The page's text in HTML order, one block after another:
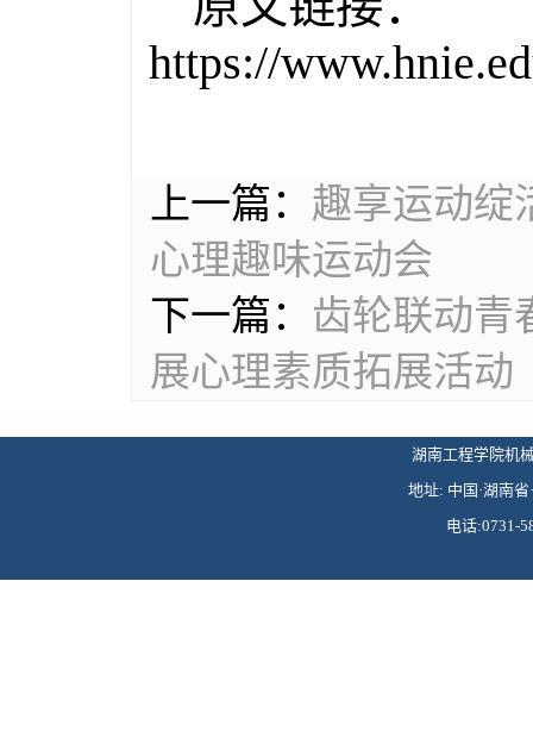
https://
上一篇： 趣享运动
心理趣味运动会
下一篇： 齿轮联动
展心理素质拓展活动
湖南工程学院机
地址: 中国·湖南
电话:0731-